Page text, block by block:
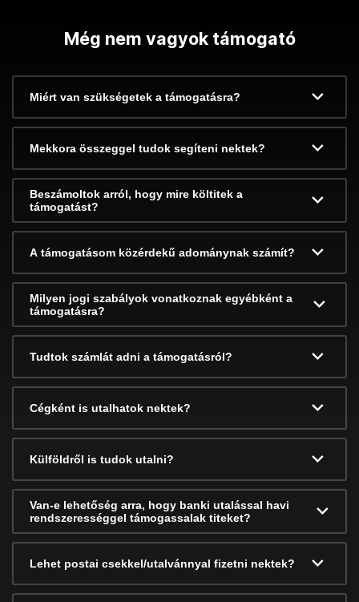
Még nem vagyok támogató
Miért van szükségetek a támogatásra?
Mekkora összeggel tudok segíteni nektek?
Beszámoltok arról, hogy mire költitek a
támogatást?
A támogatásom közérdekű adománynak számít?
Milyen jogi szabályok vonatkoznak egyébként a
támogatásra?
Tudtok számlát adni a támogatásról?
Cégként is utalhatok nektek?
Külföldről is tudok utalni?
Van-e lehetőség arra, hogy banki utalással havi
rendszerességgel támogassalak titeket?
Lehet postai csekkel/utalvánnyal fizetni nektek?